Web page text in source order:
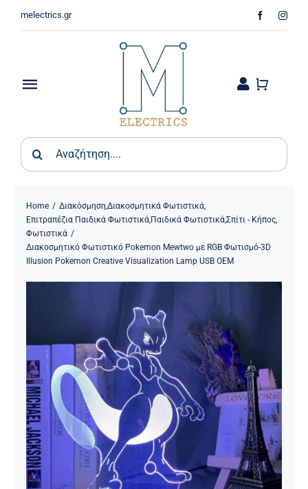
melectrics.gr
Search
for:
Toggle
Σπίτι – Κήπος
Φωτιστικά
Οικιακός Εξοπλισμός
Ψύξη & Θέρμανση
Ηλεκτρολογικός Εξοπλισμός
Προσωπική Φροντίδα
Home Διακόσμηση,Διακοσμητικά Φωτιστικά,
Επιτραπέζια Παιδικά Φωτιστικά,Παιδικά Φωτιστικά,Σπίτι - Κήπος,
Φωτιστικά
Διακοσμητικό Φωτιστικό Pokemon Mewtwo με RGB Φωτισμό-3D
Illusion Pokemon Creative Visualization Lamp USB ΟΕΜ